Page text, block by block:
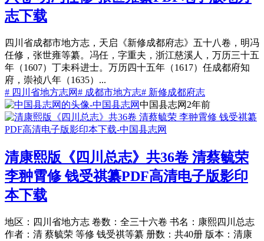
志下载
四川省成都市地方志，天启《新修成都府志》五十八卷，明冯
任修，张世雍等纂。冯任，字重夫，浙江慈溪人，万历三十五
年（1607）丁未科进士。万历四十五年（1617）任成都府知
府，崇祯八年（1635）...
# 四川省地方志网# 成都市地方志# 新修成都府志
中国县志网 2年前
清康熙版《四川总志》共36卷 清蔡毓荣
李翀霄修 钱受祺纂PDF高清电子版影印
本下载
地区：四川省地方志 卷数：全三十六卷 书名：康熙四川总志
作者：清 蔡毓荣 等修 钱受祺等纂 册数：共40册 版本：清康